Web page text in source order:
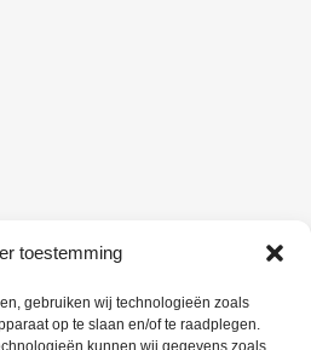
toestemming
gebruiken wij technologieën zoals
op te slaan en/of te raadplegen.
kunnen wij gegevens zoals